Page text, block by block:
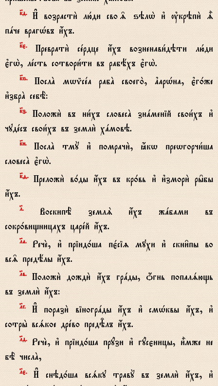
к7д.И# возрасти2 лю1ди сво‰ ѕэлw2 и3 ўкрэпи2 |
пaче врагHвъ и4хъ.
к7є.Преврати2 сeрдце и4хъ возненави1дэти лю1ди
є3гw2, лeсть сотвори1ти въ рабёхъ є3гw2.
к7ѕ.ПослA мwmсeа рабA своего2, ґарHна, є3г0же
и3збрA себЁ:
к7з.Положи2 въ ни1хъ словесA знaменій свои1хъ и3
чудeсъ свои1хъ въ земли2 хaмовэ.
к7и.ПослA тмY и3 помрачи2, ћкw преwгорчи1ша
словесA є3гw2.
к7f.Преложи2 в0ды и4хъ въ кр0вь и3 и3змори2 ры6бы
и4хъ.
l.ВоскипЁ землS и4хъ жaбами въ
сокр0вищницахъ царeй и4хъ.
lа.РечE, и3 пріид0ша пє1сіz м{хи и3 скни6пы во
вс‰ предёлы и4хъ.
lв.Положи2 дожди2 и4хъ грaды, џгнь попалsющь
въ земли2 и4хъ:
lг.И# порази2 віногрaды и4хъ и3 смHквы и4хъ, и3
сотры2 всsкое дрeво предBлъ и4хъ.
lд.РечE, и3 пріид0ша прyзи и3 гyсєницы, и5мже не
бЁ числA,
lє.И# снэд0ша всsку травY въ земли2 и4хъ, и3